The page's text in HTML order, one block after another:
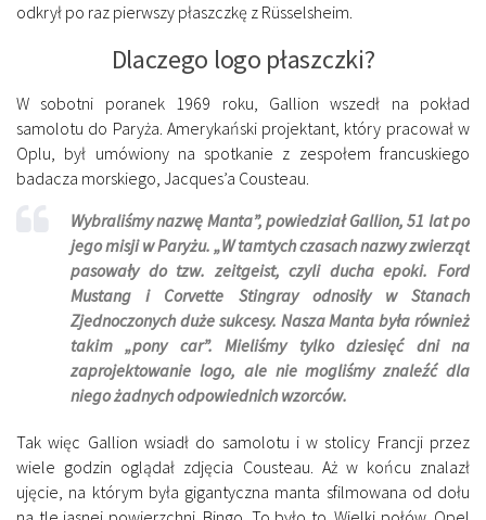
odkrył po raz pierwszy płaszczkę z Rüsselsheim.
Dlaczego logo płaszczki?
W sobotni poranek 1969 roku, Gallion wszedł na pokład
samolotu do Paryża. Amerykański projektant, który pracował w
Oplu, był umówiony na spotkanie z zespołem francuskiego
badacza morskiego, Jacques’a Cousteau.
Wybraliśmy nazwę Manta”, powiedział Gallion, 51 lat po
jego misji w Paryżu. „W tamtych czasach nazwy zwierząt
pasowały do tzw. zeitgeist, czyli ducha epoki. Ford
Mustang i Corvette Stingray odnosiły w Stanach
Zjednoczonych duże sukcesy. Nasza Manta była również
takim „pony car”. Mieliśmy tylko dziesięć dni na
zaprojektowanie logo, ale nie mogliśmy znaleźć dla
niego żadnych odpowiednich wzorców.
Tak więc Gallion wsiadł do samolotu i w stolicy Francji przez
wiele godzin oglądał zdjęcia Cousteau. Aż w końcu znalazł
ujęcie, na którym była gigantyczna manta sfilmowana od dołu